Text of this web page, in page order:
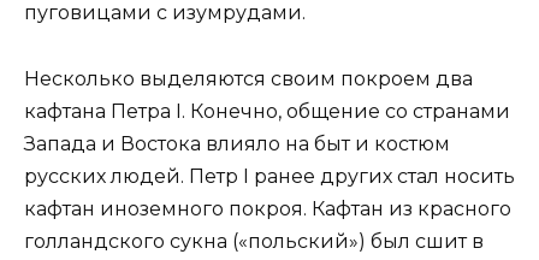
пуговицами с изумрудами.
Несколько выделяются своим покроем два
кафтана Петра I. Конечно, общение со странами
Запада и Востока влияло на быт и костюм
русских людей. Петр I ранее других стал носить
кафтан иноземного покроя. Кафтан из красного
голландского сукна («польский») был сшит в